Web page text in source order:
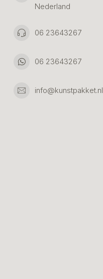
Nederland
06 23643267
06 23643267
info@kunstpakket.nl